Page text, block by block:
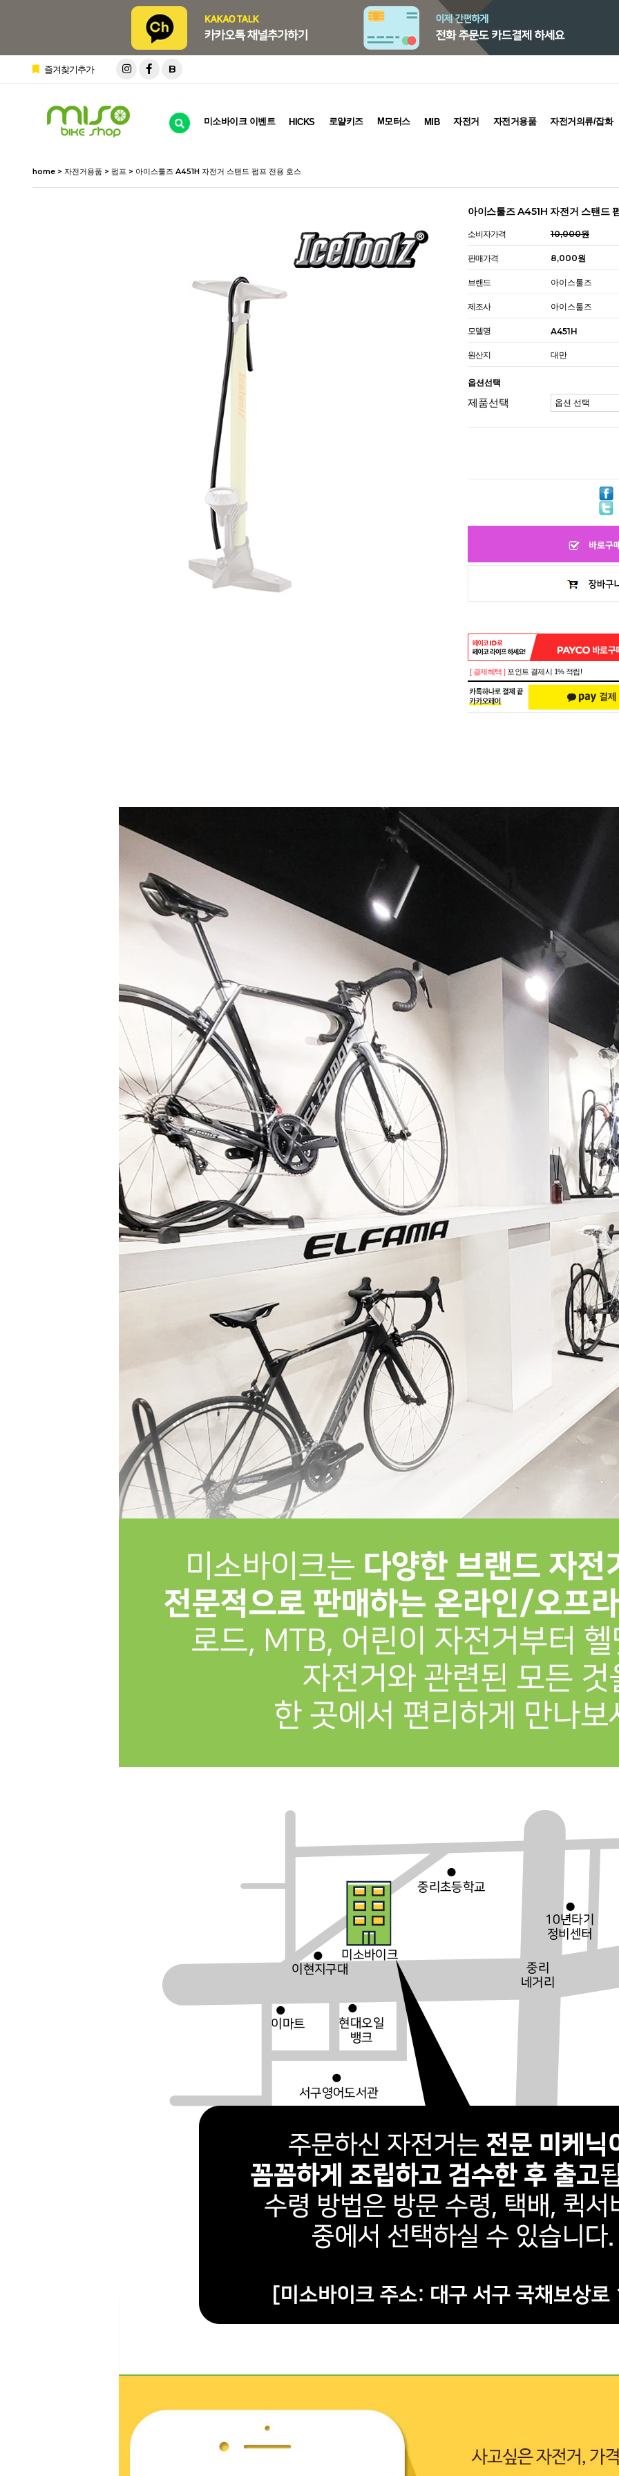
즐겨찾기추가 B
미소바이크 이벤트 HICKS 로얄키즈 M모터스 MIB 자전거 자전거용품 자전거의류/잡화
home > 자전거용품 > 펌프 > 아이스툴즈 A451H 자전거 스탠드 펌프 전용 호스
아이스툴즈 A451H 자전거 스탠드
소비자가격 10,000원
판매가격 8,000원
브랜드 아이스툴즈
제조사 아이스툴즈
모델명 A451H
원산지 대만
옵션선택
제품선택
페이코 ID로 페이코 라이
프 하세요!
[ 결제혜택 ] 포인트 결제시 1% 적립!